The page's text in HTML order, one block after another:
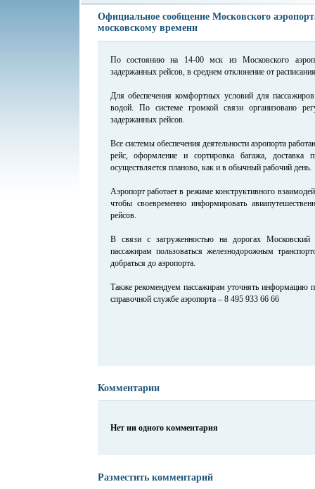
Официальное сообщение Московского
московскому времени
По состоянию на 14-00 мск из Московского
задержанных рейсов, в среднем отклонение от
Для обеспечения комфортных условий для
водой. По системе громкой связи организовано
задержанных рейсов.
Все системы обеспечения деятельности аэропорта
рейс, оформление и сортировка багажа, доставка
осуществляется планово, как и в обычный рабочий день.
Аэропорт работает в режиме конструктивного
чтобы своевременно информировать
рейсов.
В связи с загруженностью на дорогах Московский
пассажирам пользоваться железнодорожным
добраться до аэропорта.
Также рекомендуем пассажирам уточнять информацию
справочной службе аэропорта – 8 495 933 66 66
Комментарии
Нет ни одного комментария
Разместить комментарий